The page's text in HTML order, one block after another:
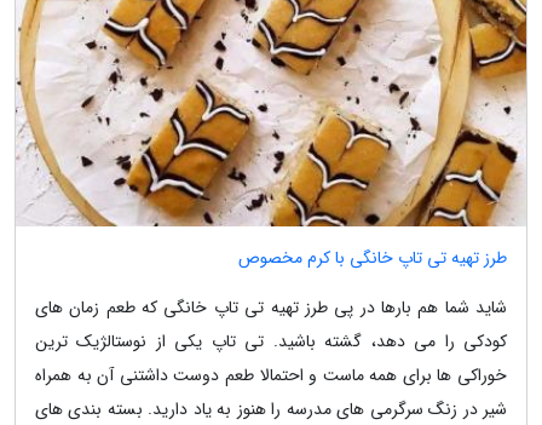
طرز تهیه تی تاپ خانگی با کرم مخصوص
شاید شما هم بارها در پی طرز تهیه تی تاپ خانگی که طعم زمان های
کودکی را می دهد، گشته باشید. تی تاپ یکی از نوستالژیک ترین
خوراکی ها برای همه ماست و احتمالا طعم دوست داشتنی آن به همراه
شیر در زنگ سرگرمی های مدرسه را هنوز به یاد دارید. بسته بندی های